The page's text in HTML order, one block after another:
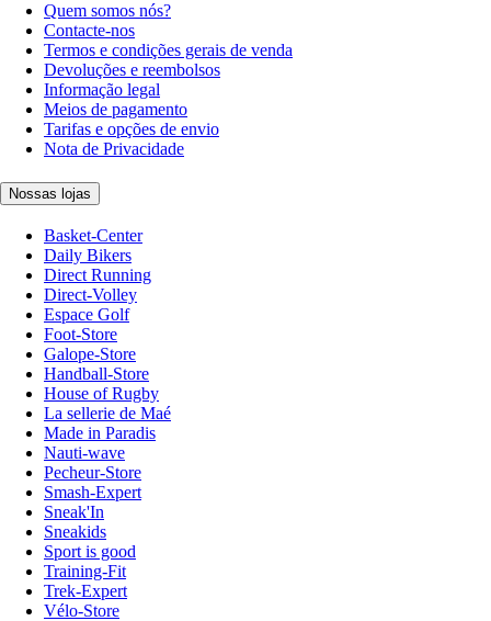
Quem somos nós?
Contacte-nos
Termos e condições gerais de venda
Devoluções e reembolsos
Informação legal
Meios de pagamento
Tarifas e opções de envio
Nota de Privacidade
Nossas lojas
Basket-Center
Daily Bikers
Direct Running
Direct-Volley
Espace Golf
Foot-Store
Galope-Store
Handball-Store
House of Rugby
La sellerie de Maé
Made in Paradis
Nauti-wave
Pecheur-Store
Smash-Expert
Sneak'In
Sneakids
Sport is good
Training-Fit
Trek-Expert
Vélo-Store